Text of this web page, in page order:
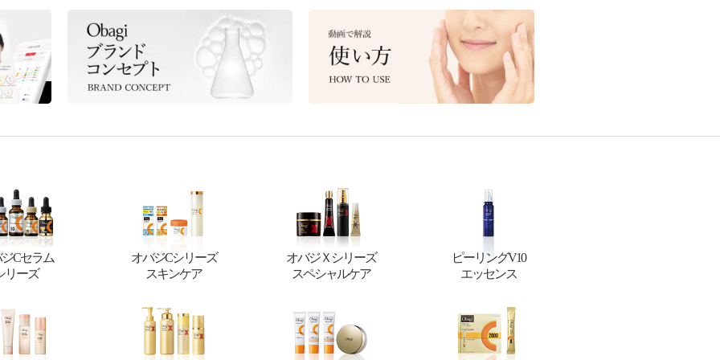
Cセラム
リーズ
オバジCシリーズ
スキンケア
オバジＸシリーズ
スペシャルケア
ピーリングV10
エッセンス